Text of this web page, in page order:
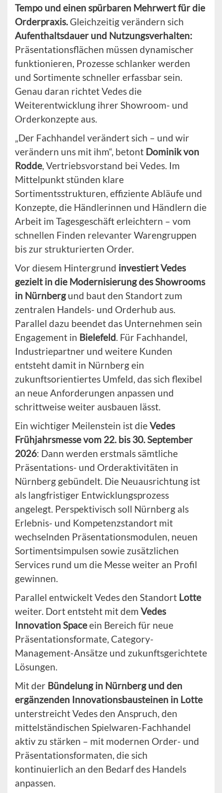
Tempo und einen spürbaren Mehrwert für die
Orderpraxis. Gleichzeitig verändern sich
Aufenthaltsdauer und Nutzungsverhalten:
Präsentationsflächen müssen dynamischer
funktionieren, Prozesse schlanker werden
und Sortimente schneller erfassbar sein.
Genau daran richtet Vedes die
Weiterentwicklung ihrer Showroom- und
Orderkonzepte aus.
„Der Fachhandel verändert sich – und wir
verändern uns mit ihm“, betont Dominik von
Rodde, Vertriebsvorstand bei Vedes. Im
Mittelpunkt stünden klare
Sortimentsstrukturen, effiziente Abläufe und
Konzepte, die Händlerinnen und Händlern die
Arbeit im Tagesgeschäft erleichtern – vom
schnellen Finden relevanter Warengruppen
bis zur strukturierten Order.
Vor diesem Hintergrund investiert Vedes
gezielt in die Modernisierung des Showrooms
in Nürnbergund baut den Standort zum
zentralen Handels- und Orderhub aus.
Parallel dazu beendet das Unternehmen sein
Engagement in Bielefeld. Für Fachhandel,
Industriepartner und weitere Kunden
entsteht damit in Nürnberg ein
zukunftsorientiertes Umfeld, das sich flexibel
an neue Anforderungen anpassen und
schrittweise weiter ausbauen lässt.
Ein wichtiger Meilenstein ist dieVedes
Frühjahrsmesse vom 22. bis 30. September
2026: Dann werden erstmals sämtliche
Präsentations- und Orderaktivitäten in
Nürnberg gebündelt. Die Neuausrichtung ist
als langfristiger Entwicklungsprozess
angelegt. Perspektivisch soll Nürnberg als
Erlebnis- und Kompetenzstandort mit
wechselnden Präsentationsmodulen, neuen
Sortimentsimpulsen sowie zusätzlichen
Services rund um die Messe weiter an Profil
gewinnen.
Parallel entwickelt Vedes den Standort Lotte
weiter. Dort entsteht mit dem Vedes
Innovation Spaceein Bereich für neue
Präsentationsformate, Category-
Management-Ansätze und zukunftsgerichtete
Lösungen.
Mit der Bündelung in Nürnberg und den
ergänzenden Innovationsbausteinen in Lotte
unterstreicht Vedes den Anspruch, den
mittelständischen Spielwaren-Fachhandel
aktiv zu stärken – mit modernen Order- und
Präsentationsformaten, die sich
kontinuierlich an den Bedarf des Handels
anpassen.